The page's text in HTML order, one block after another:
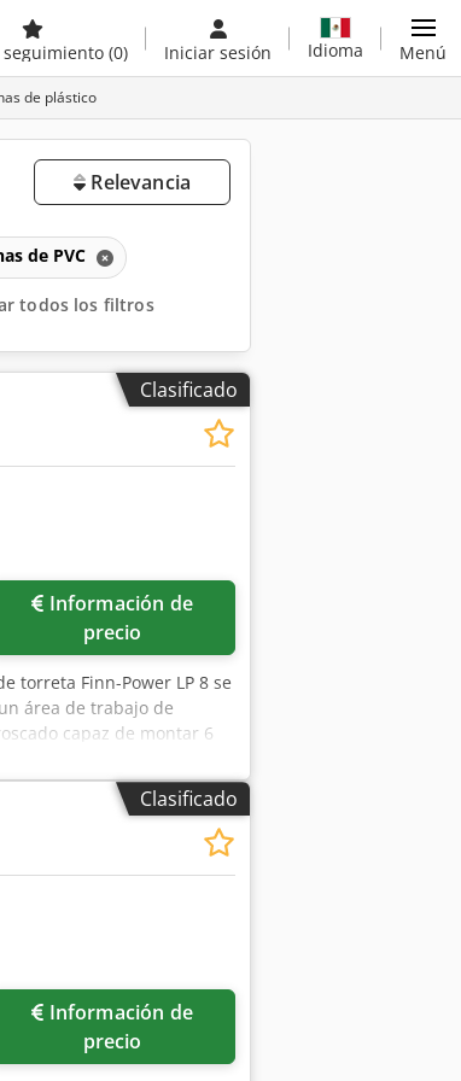
seguimiento (0) Iniciar sesión Idioma Menú
de plástico
Relevancia
de PVC
todos los filtros
Clasificado
precio
torreta Finn-Power LP 8 se
área de trabajo de
capaz de montar 6
la oportunidad de
nosotros para obtener
de carga de la chapa: 1500
I Ibjg Noa • Área de
• Unidad de
de herramientas: • 1 ×
1 estación de conformado
(frontal y lateral)
Clasificado
precio